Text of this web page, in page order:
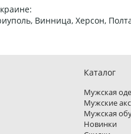
Винница, Херсон,
Каталог
Мужская
Мужские
Мужская
Новинки